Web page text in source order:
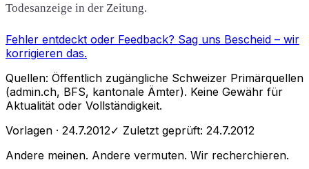
Todesanzeige in der Zeitung.
Fehler entdeckt oder Feedback? Sag uns Bescheid – wir
korrigieren das.
Quellen: Öffentlich zugängliche Schweizer Primärquellen
(admin.ch, BFS, kantonale Ämter). Keine Gewähr für
Aktualität oder Vollständigkeit.
Vorlagen · 24.7.2012✓ Zuletzt geprüft: 24.7.2012
Andere meinen. Andere vermuten. Wir recherchieren.